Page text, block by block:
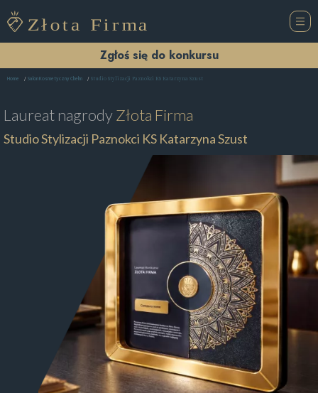
Zgłoś się do konkursu
Home Salon Kosmetyczny Chełm Studio Stylizacji Paznokci KS Katarzyna Szust
Laureat nagrodyZłota Firma
Studio Stylizacji Paznokci KS Katarzyna Szust